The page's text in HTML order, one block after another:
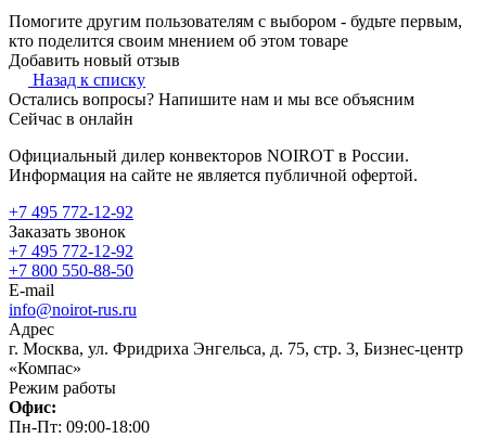
Помогите другим пользователям с выбором - будьте первым,
кто поделится своим мнением об этом товаре
Добавить новый отзыв
Назад к списку
Остались вопросы? Напишите нам и мы все объясним
Сейчас в онлайн
Официальный дилер конвекторов NOIROT в России.
Информация на сайте не является публичной офертой.
+7 495 772-12-92
Заказать звонок
+7 495 772-12-92
+7 800 550-88-50
E-mail
info@noirot-rus.ru
Адрес
г. Москва, ул. Фридриха Энгельса, д. 75, стр. 3, Бизнес-центр
«Компас»
Режим работы
Офис:
Пн-Пт: 09:00-18:00